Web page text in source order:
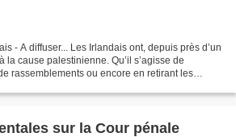
- A diffuser... Les Irlandais ont, depuis près d’un
la cause palestinienne. Qu’il s’agisse de
rassemblements ou encore en retirant les
sur la Cour pénale